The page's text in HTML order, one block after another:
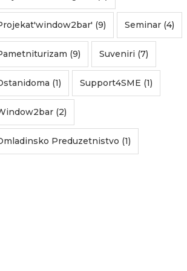
(9) Seminar (4)
(9) Suveniri (7)
(1) Support4SME (1)
(2)
Preduzetnistvo (1)